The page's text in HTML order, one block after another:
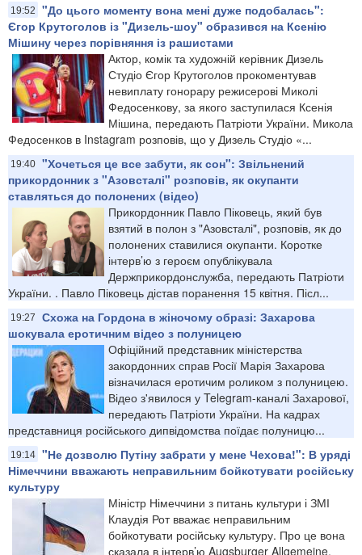
19:52
"До цього моменту вона мені дуже подобалась":
Єгор Крутоголов із "Дизель-шоу" образився на Ксенію
Мішину через порівняння із рашистами
Актор, комік та художній керівник Дизель
Студіо Єгор Крутоголов прокоментував
невиплату гонорару режисерові Миколі
Федосенкову, за якого заступилася Ксенія
Мішина, передають Патріоти України. Микола
Федосенков в Instagram розповів, що у Дизель Студіо «...
19:40 "Хочеться це все забути, як сон": Звільнений
прикордонник з "Азовсталі" розповів, як окупанти
ставляться до полонених (відео)
Прикордонник Павло Піковець, який був
взятий в полон з "Азовсталі", розповів, як до
полонених ставилися окупанти. Коротке
інтерв’ю з героєм опублікувала
Держприкордонслужба, передають Патріоти
України. . Павло Піковець дістав поранення 15 квітня. Післ...
19:27
Схожа на Гордона в жіночому образі: Захарова
шокувала еротичним відео з полуницею
Офіційний представник міністерства
закордонних справ Росії Марія Захарова
візначилася еротичим роликом з полуницею.
Відео з'явилося у Telegram-каналі Захарової,
передають Патріоти України. На кадрах
представниця російського дипвідомства поїдає полуницю...
19:14 "Не дозволю Путіну забрати у мене Чехова!": В уряді
Німеччини вважають неправильним бойкотувати російську
культуру
Міністр Німеччини з питань культури і ЗМІ
Клаудія Рот вважає неправильним
бойкотувати російську культуру. Про це вона
сказала в інтерв’ю Augsburger Allgemeine,